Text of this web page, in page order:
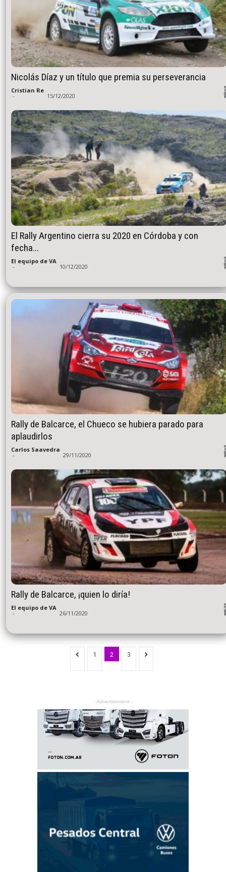
Nicolás Díaz y un título que premia su perseverancia
Cristian Re
- 15/12/2020
El Rally Argentino cierra su 2020 en Córdoba y con
fecha...
El equipo de VA
- 10/12/2020
Rally de Balcarce, el Chueco se hubiera parado para
aplaudirlos
Carlos Saavedra
- 29/11/2020
Rally de Balcarce, ¡quien lo diría!
El equipo de VA
- 26/11/2020
1 2 3
- Advertisement -